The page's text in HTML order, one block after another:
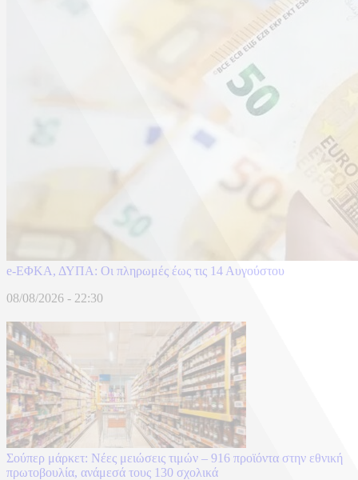
e-ΕΦΚΑ, ΔΥΠΑ: Οι πληρωμές έως τις 14 Αυγούστου
08/08/2026 - 22:30
Σούπερ μάρκετ: Νέες μειώσεις τιμών – 916 προϊόντα στην εθνική
πρωτοβουλία, ανάμεσά τους 130 σχολικά